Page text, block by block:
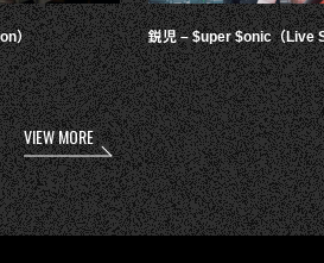
） 鋭児 – $uper $onic（Live
VIEW MORE